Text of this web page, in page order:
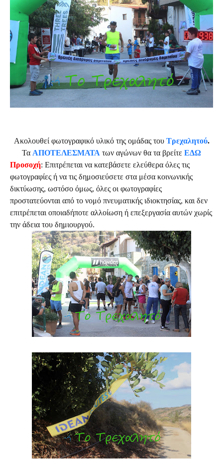
Ακολουθεί φωτογραφικό υλικό της ομάδας του Τρεχαλητού.
Τα ΑΠΟΤΕΛΕΣΜΑΤΑ των αγώνων θα τα βρείτε ΕΔΩ
Προσοχή: Επιτρέπεται να κατεβάσετε ελεύθερα όλες τις
φωτογραφίες ή να τις δημοσιεύσετε στα μέσα κοινωνικής
δικτύωσης, ωστόσο όμως, όλες οι φωτογραφίες
προστατεύονται από το νομό πνευματικής ιδιοκτησίας, και δεν
επιτρέπεται οποιαδήποτε αλλοίωση ή επεξεργασία αυτών χωρίς
την άδεια του δημιουργού.